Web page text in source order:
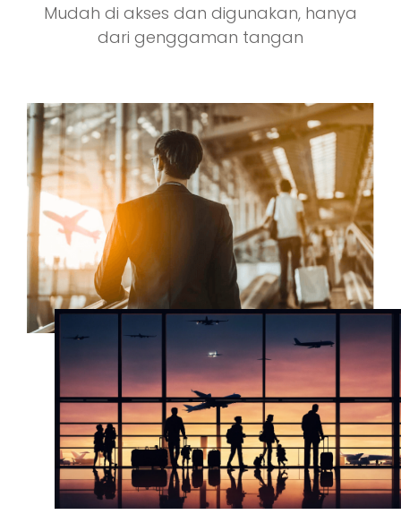
Mudah di akses dan digunakan, hanya
dari genggaman tangan